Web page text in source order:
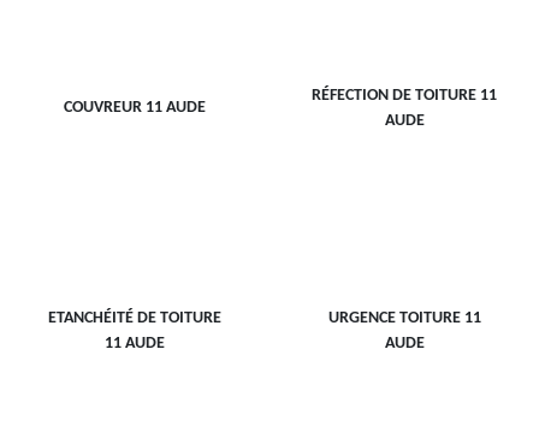
COUVREUR 11 AUDE
RÉFECTION DE TOITURE 11
AUDE
ETANCHÉITÉ DE TOITURE
11 AUDE
URGENCE TOITURE 11
AUDE